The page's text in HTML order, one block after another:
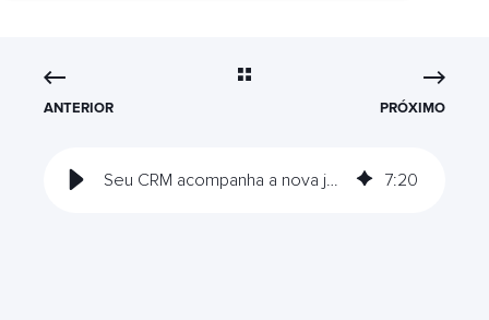
ANTERIOR PRÓXIMO
Seu CRM acompanha a nova jornada de compra ou trava o crescimento? 7:20